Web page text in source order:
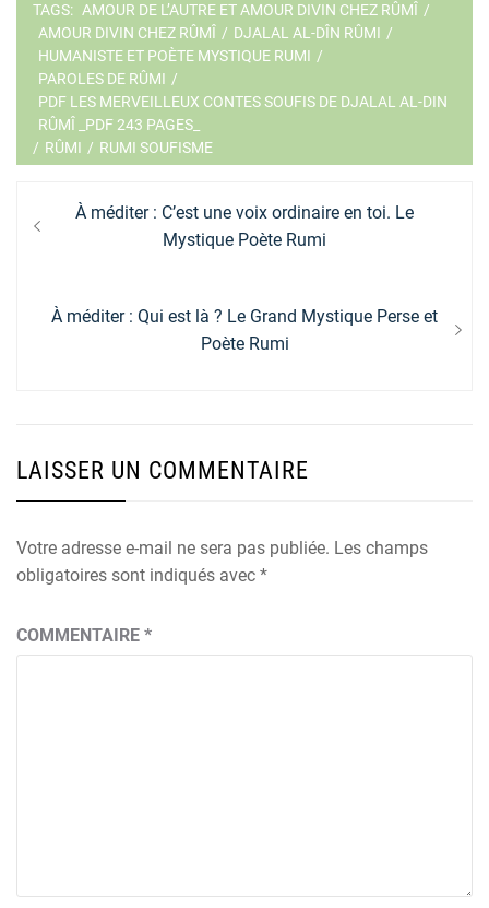
TAGS: AMOUR DE L’AUTRE ET AMOUR DIVIN CHEZ RÛMÎ /
AMOUR DIVIN CHEZ RÛMÎ / DJALAL AL-DÎN RÛMI /
HUMANISTE ET POÈTE MYSTIQUE RUMI /
PAROLES DE RÛMI /
PDF LES MERVEILLEUX CONTES SOUFIS DE DJALAL AL-DIN
RÛMÎ _PDF 243 PAGES_
/ RÛMI / RUMI SOUFISME
Navigation
de
Previous
À méditer : C’est une voix ordinaire en toi. Le
Mystique Poète Rumi
Next
À méditer : Qui est là ? Le Grand Mystique Perse et
Poète Rumi
LAISSER UN COMMENTAIRE
Votre adresse e-mail ne sera pas publiée. Les champs
obligatoires sont indiqués avec *
COMMENTAIRE *